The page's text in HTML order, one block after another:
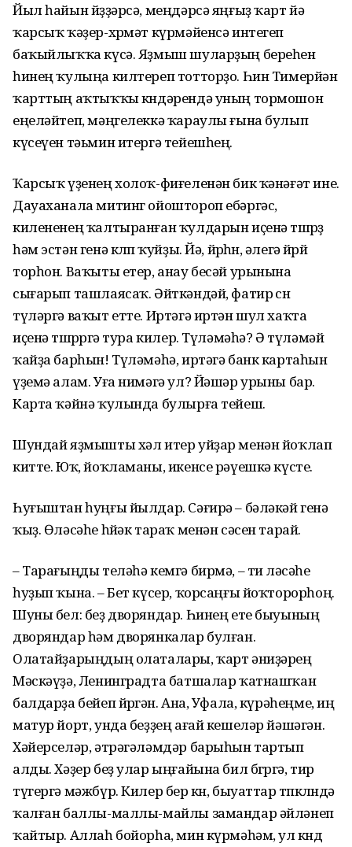
Йыл һайын йөҙҙәрсә, меңдәрсә яңғыҙ ҡарт йә
ҡарсыҡ ҡәҙер-хөрмәт күрмәйенсә интегеп
баҡыйлыҡҡа күсә. Яҙмыш шуларҙың береһен
һинең ҡулыңа килтереп тотторҙо. Һин Тимерйән
ҡарттың аҡтыҡҡы көндәрендә уның тормошон
еңеләйтеп, мәңгелеккә ҡараулы ғына булып
күсеүен тәьмин итергә тейешһең.
Ҡарсыҡ үҙенең холоҡ-фиғеленән бик ҡәнәғәт ине.
Дауаханала митинг ойоштороп ебәргәс,
килененең ҡалтыранған ҡулдарын иҫенә төшөрҙө
һәм эстән генә көлөп ҡуйҙы. Йә, йөрөһөн, әлегә йөрөй
торһон. Ваҡыты етер, анау бесәй урынына
сығарып ташлаясаҡ. Әйткәндәй, фатир өсөн
түләргә ваҡыт етте. Иртәгә иртән шул хаҡта
иҫенә төшөрөргә тура килер. Түләмәһә? Ә түләмәй
ҡайҙа барһын! Түләмәһә, иртәгә банк картаһын
үҙемә алам. Уға нимәгә ул? Йәшәр урыны бар.
Карта ҡәйнә ҡулында булырға тейеш.
Шундай яҙмышты хәл итер уйҙар менән йоҡлап
китте. Юҡ, йоҡламаны, икенсе рәүешкә күсте.
Һуғыштан һуңғы йылдар. Сәғирә – бәләкәй генә
ҡыҙ. Өләсәһе һөйәк тараҡ менән сәсен тарай.
– Тарағыңды теләһә кемгә бирмә, – ти өләсәһе
һуҙып ҡына. – Бет күсер, ҡорсаңғы йоҡторорһоң.
Шуны бел: беҙ дворяндар. Һинең ете быуының
дворяндар һәм дворянкалар булған.
Олатайҙарыңдың олаталары, ҡарт әниҙәрең
Мәскәүҙә, Ленинградта батшалар ҡатнашҡан
балдарҙа бейеп йөрөгән. Ана, Уфала, күрәһеңме, иң
матур йорт, унда беҙҙең ағай кешеләр йәшәгән.
Хәйерселәр, әтрәгәләмдәр барыһын тартып
алды. Хәҙер беҙ улар ыңғайына бил бөгөргә, тир
түгергә мәжбүр. Килер бер көн, быуаттар төпкөлөндә
ҡалған баллы-маллы-майлы замандар әйләнеп
ҡайтыр. Аллаһ бойорһа, мин күрмәһәм, ул көндө